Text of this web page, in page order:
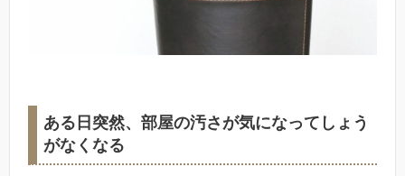
ある日突然、部屋の汚さが気になってしょう
がなくなる